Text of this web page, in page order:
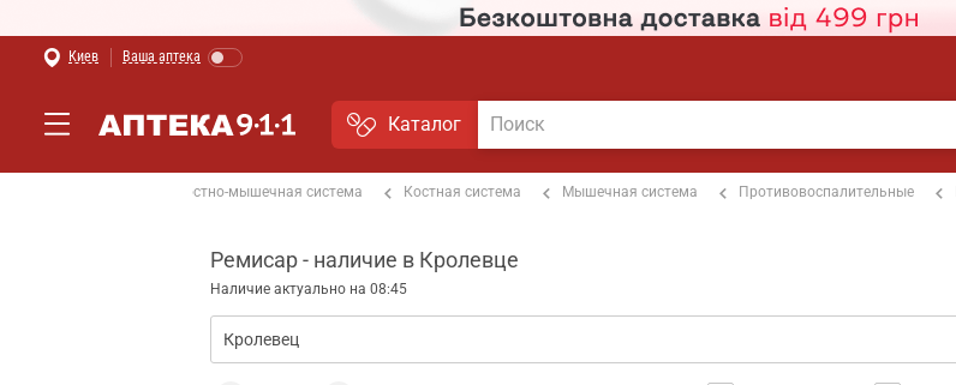
Киев Ваша аптека
Каталог
Костно-мышечная система Костная система Мышечная система Противовоспалительные
Ремисар - наличие в Кролевце
Наличие актуально на 08:45